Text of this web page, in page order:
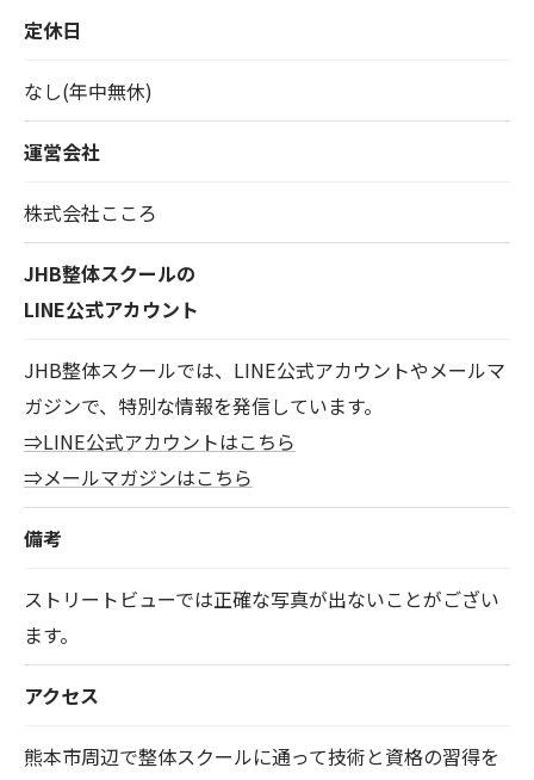
定休日
なし(年中無休)
運営会社
株式会社こころ
JHB整体スクールの
LINE公式アカウント
JHB整体スクールでは、LINE公式アカウントやメールマ
ガジンで、特別な情報を発信しています。
⇒LINE公式アカウントはこちら
⇒メールマガジンはこちら
備考
ストリートビューでは正確な写真が出ないことがござい
ます。
アクセス
熊本市周辺で整体スクールに通って技術と資格の習得を